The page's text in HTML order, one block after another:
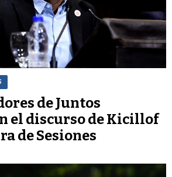
de Juntos
el discurso de Kicillof
de Sesiones